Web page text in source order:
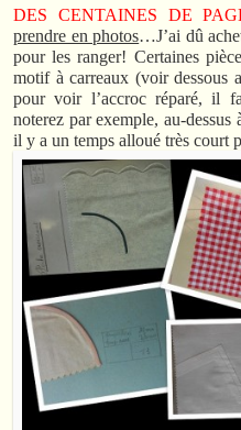
DES CENTAINES DE
prendre en photos…J’ai dû
pour les ranger! Certaines
motif à carreaux (voir dessous
pour voir l’accroc réparé, il
noterez par exemple, au-
il y a un temps alloué très court